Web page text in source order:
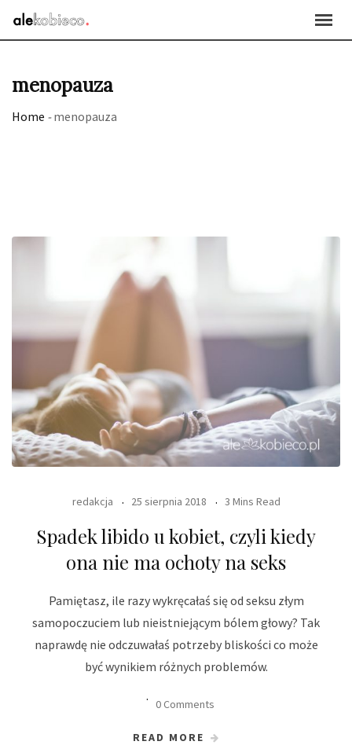
menopauza
Home -menopauza
redakcja 25 sierpnia 2018 3 Mins Read
Spadek libido u kobiet, czyli kiedy
ona nie ma ochoty na seks
Pamiętasz, ile razy wykręcałaś się od seksu złym
samopoczuciem lub nieistniejącym bólem głowy? Tak
naprawdę nie odczuwałaś potrzeby bliskości co może
być wynikiem różnych problemów.
0 Comments
READ MORE